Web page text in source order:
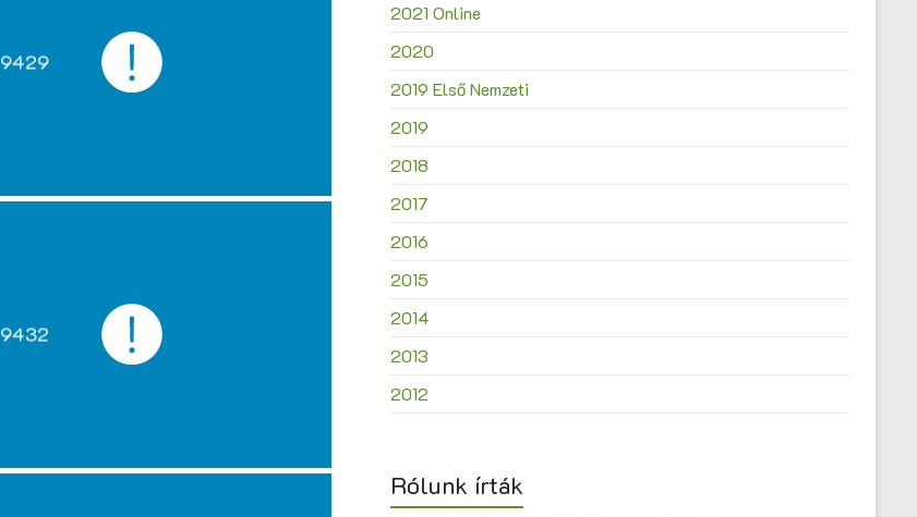
2021 Online
2020
2019 Első Nemzeti
2019
2018
2017
2016
2015
2014
2013
2012
Rólunk írták